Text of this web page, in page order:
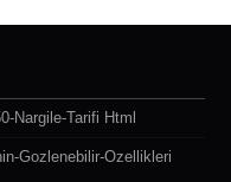
Nargile-Tarifi Html
Gozlenebilir-Ozellikleri